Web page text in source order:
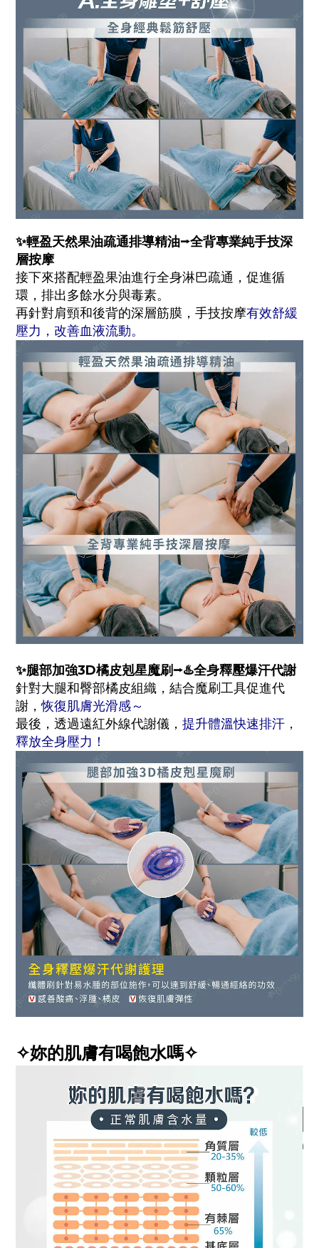
✨輕盈天然果油疏通排導精油⭢全背專業純手技深
層按摩
接下來搭配輕盈果油進行全身淋巴疏通，促進循
環，排出多餘水分與毒素。
再針對肩頸和後背的深層筋膜，手技按摩有效舒緩
壓力，改善血液流動。
✨腿部加強3D橘皮剋星魔刷⭢♨️全身釋壓爆汗代謝
針對大腿和臀部橘皮組織，結合魔刷工具促進代
謝，恢復肌膚光滑感～
最後，透過遠紅外線代謝儀， 提升體溫快速排汗，
釋放全身壓力！
✧妳的肌膚有喝飽水嗎✧